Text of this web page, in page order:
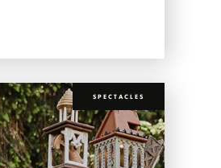
SPECTACLES